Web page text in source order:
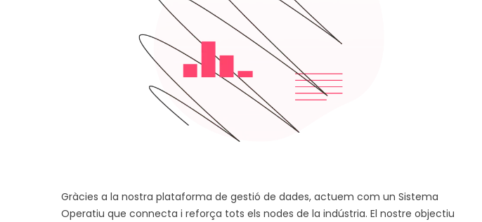
Gràcies a la nostra plataforma de gestió de dades, actuem com un Sistema
Operatiu que connecta i reforça tots els nodes de la indústria. El nostre objectiu